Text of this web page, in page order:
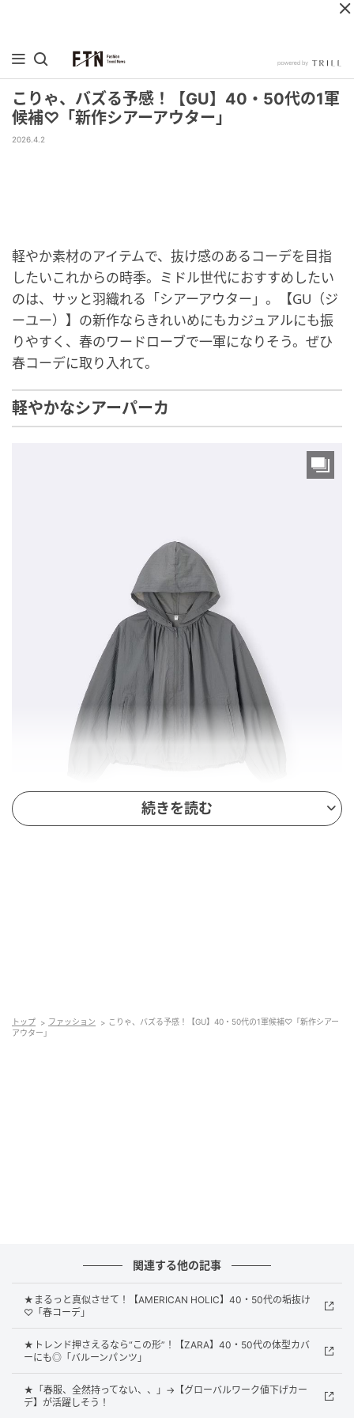
こりゃ、バズる予感！【GU】40・50代の1軍
候補♡「新作シアーアウター」
2026.4.2
軽やか素材のアイテムで、抜け感のあるコーデを目指
したいこれからの時季。ミドル世代におすすめしたい
のは、サッと羽織れる「シアーアウター」。【GU（ジ
ーユー）】の新作ならきれいめにもカジュアルにも振
りやすく、春のワードローブで一軍になりそう。ぜひ
春コーデに取り入れて。
軽やかなシアーパーカ
しめます。軽く持ち運びやすいうえ、UVカット・撥水
続きを読む
トップ ファッション
こりゃ、バズる予感！【GU】40・50代の1軍候補♡「新作シアー
アウター」
関連する他の記事
★まるっと真似させて！【AMERICAN HOLIC】40・50代の垢抜け
♡「春コーデ」
★トレンド押さえるなら“この形”！【ZARA】40・50代の体型カバ
ーにも◎「バルーンパンツ」
★「春服、全然持ってない、、」→【グローバルワーク値下げカー
デ】が活躍しそう！